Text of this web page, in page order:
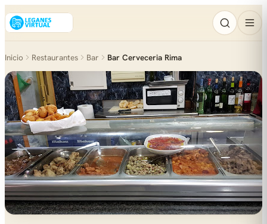
Inicio Restaurantes Bar Bar Cerveceria Rima